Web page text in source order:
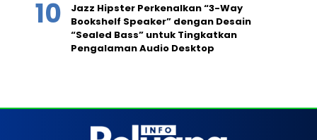
Jazz Hipster Perkenalkan “3-Way
Bookshelf Speaker” dengan Desain
“Sealed Bass” untuk Tingkatkan
Pengalaman Audio Desktop